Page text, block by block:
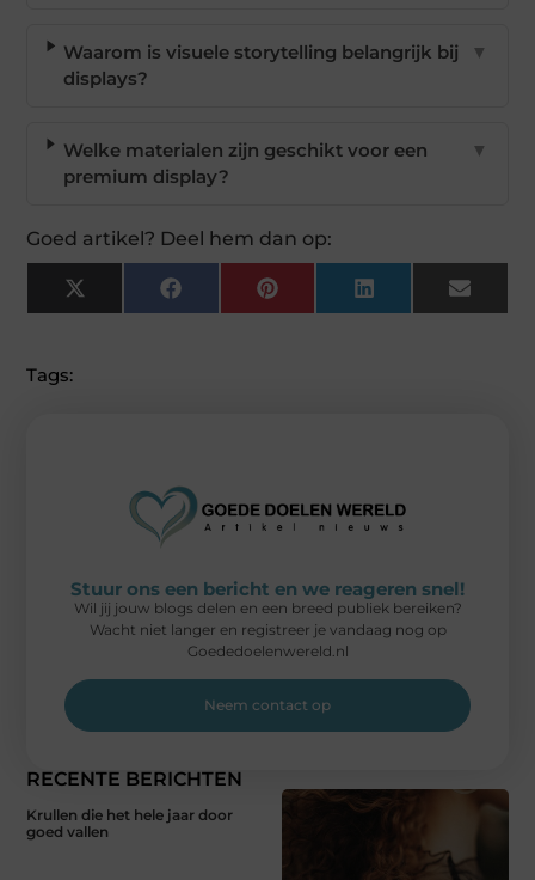
Waarom is visuele storytelling belangrijk bij
displays?
▼
Welke materialen zijn geschikt voor een
premium display?
▼
Goed artikel? Deel hem dan op:
X
(Twitter)
FacebookPinterest LinkedIn Email
Tags:
RECENTE BERICHTEN
Krullen die het hele jaar door
goed vallen
Stuur ons een bericht en we reageren snel!
Wil jij jouw blogs delen en een breed publiek bereiken?
Wacht niet langer en registreer je vandaag nog op
Goededoelenwereld.nl
Neem contact op